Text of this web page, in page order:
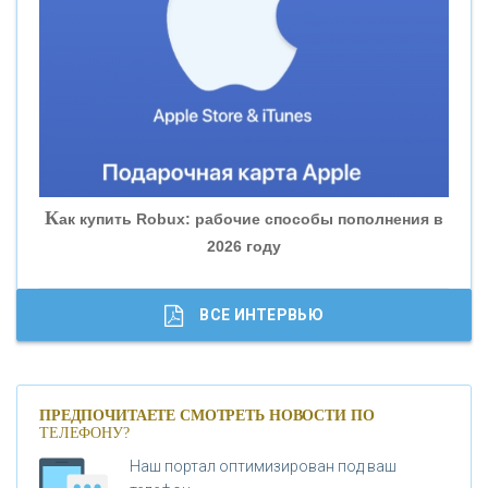
«БАНК ГЛОБЭКС»
«СОВКОМБАНК»
«ГАЗПРОМБАНК»
«МОСКОВСКИЙ КРЕДИТНЫЙ БАНК»
Как купить Robux: рабочие способы пополнения в
2026 году
ВСЕ ИНТЕРВЬЮ
ПРЕДПОЧИТАЕТЕ СМОТРЕТЬ НОВОСТИ ПО
ТЕЛЕФОНУ?
Наш портал оптимизирован под ваш